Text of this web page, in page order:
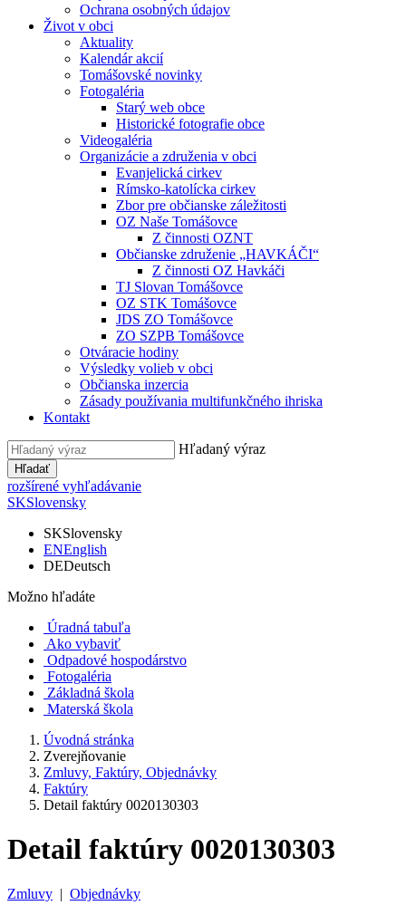
Ochrana osobných údajov
Život v obci
Aktuality
Kalendár akcií
Tomášovské novinky
Fotogaléria
Starý web obce
Historické fotografie obce
Videogaléria
Organizácie a združenia v obci
Evanjelická cirkev
Rímsko-katolícka cirkev
Zbor pre občianske záležitosti
OZ Naše Tomášovce
Z činnosti OZNT
Občianske združenie „HAVKÁČI“
Z činnosti OZ Havkáči
TJ Slovan Tomášovce
OZ STK Tomášovce
JDS ZO Tomášovce
ZO SZPB Tomášovce
Otváracie hodiny
Výsledky volieb v obci
Občianska inzercia
Zásady používania multifunkčného ihriska
Kontakt
Hľadaný výraz
Hľadať
rozšírené vyhľadávanie
SKSlovensky
SKSlovensky
ENEnglish
DEDeutsch
Možno hľadáte
Úradná tabuľa
Ako vybaviť
Odpadové hospodárstvo
Fotogaléria
Základná škola
Materská škola
Úvodná stránka
Zverejňovanie
Zmluvy, Faktúry, Objednávky
Faktúry
Detail faktúry 0020130303
Detail faktúry 0020130303
Zmluvy | Objednávky